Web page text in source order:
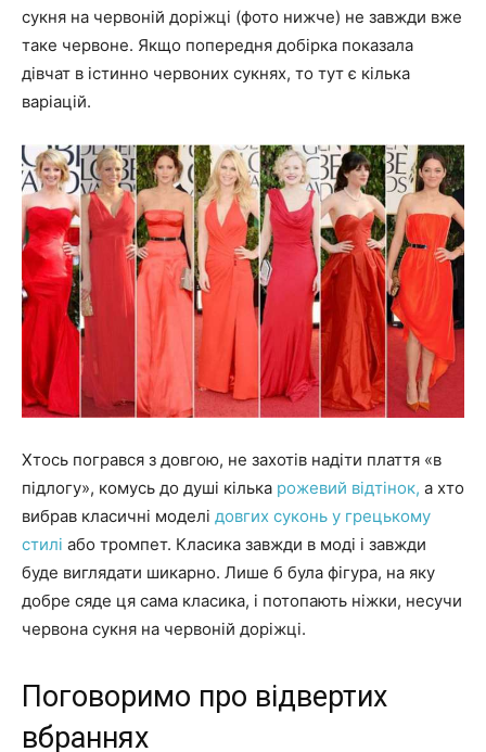
сукня на червоній доріжці (фото нижче) не завжди вже
таке червоне. Якщо попередня добірка показала
дівчат в істинно червоних сукнях, то тут є кілька
варіацій.
Хтось погрався з довгою, не захотів надіти плаття «в
підлогу», комусь до душі кілька рожевий відтінок, а хто
вибрав класичні моделі довгих суконь у грецькому
стилі або тромпет. Класика завжди в моді і завжди
буде виглядати шикарно. Лише б була фігура, на яку
добре сяде ця сама класика, і потопають ніжки, несучи
червона сукня на червоній доріжці.
Поговоримо про відвертих
вбраннях